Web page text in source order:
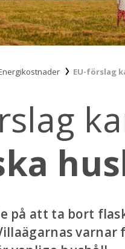
EU-förslag
på att ta bort